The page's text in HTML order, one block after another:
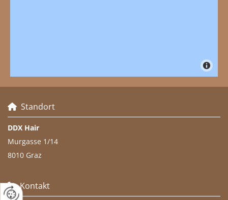
 Standort
DDX Hair
Murgasse 1/14
8010 Graz
Kontakt